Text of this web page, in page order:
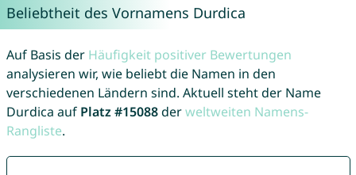
Beliebtheit des Vornamens Durdica
Auf Basis der Häufigkeit positiver Bewertungen
analysieren wir, wie beliebt die Namen in den
verschiedenen Ländern sind. Aktuell steht der Name
Durdica auf Platz #15088derweltweiten Namens-
Rangliste.